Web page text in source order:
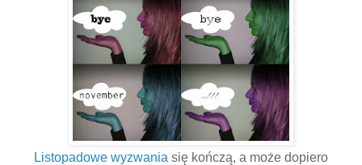
Listopadowe wyzwania się kończą, a może dopiero